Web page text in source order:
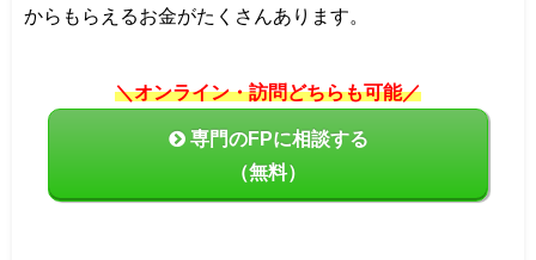
からもらえるお金がたくさんあります。
＼オンライン・訪問どちらも可能／
専門のFPに相談する
（無料）